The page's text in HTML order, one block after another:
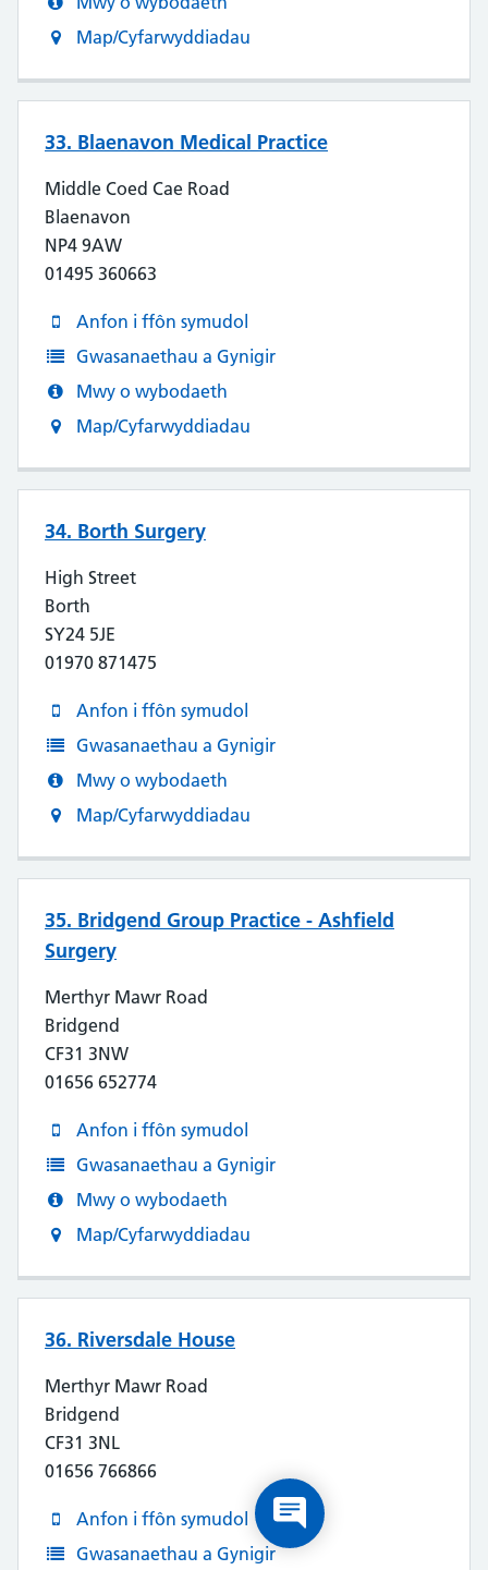
Map/Cyfarwyddiadau
33. Blaenavon Medical Practice
Middle Coed Cae Road
Blaenavon
NP4 9AW
01495 360663
Anfon i ffôn symudol
Gwasanaethau a Gynigir
Mwy o wybodaeth
Map/Cyfarwyddiadau
34. Borth Surgery
High Street
Borth
SY24 5JE
01970 871475
Anfon i ffôn symudol
Gwasanaethau a Gynigir
Mwy o wybodaeth
Map/Cyfarwyddiadau
35. Bridgend Group Practice - Ashfield
Surgery
Merthyr Mawr Road
Bridgend
CF31 3NW
01656 652774
Anfon i ffôn symudol
Gwasanaethau a Gynigir
Mwy o wybodaeth
Map/Cyfarwyddiadau
36. Riversdale House
Merthyr Mawr Road
Bridgend
CF31 3NL
01656 766866
Anfon i ffôn symudol
Gwasanaethau a Gynigir